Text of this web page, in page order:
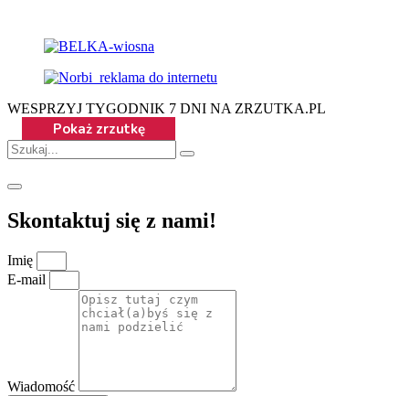
WESPRZYJ TYGODNIK 7 DNI NA ZRZUTKA.PL
Skontaktuj się z nami!
Imię
E-mail
Wiadomość